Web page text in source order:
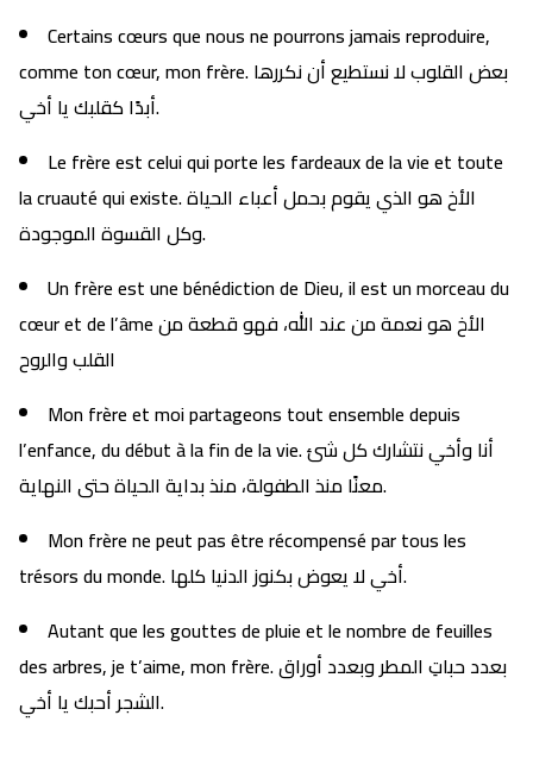
Certains cœurs que nous ne pourrons jamais reproduire,
comme ton cœur, mon frère. بعض القلوب لا نستطيع أن نكررها
أبدًا كقلبك يا أخي.
Le frère est celui qui porte les fardeaux de la vie et toute
la cruauté qui existe. الأخ هو الذي يقوم بحمل أعباء الحياة
وكل القسوة الموجودة.
Un frère est une bénédiction de Dieu, il est un morceau du
cœur et de l’âme الأخ هو نعمة من عند الله، فهو قطعة من
القلب والروح
Mon frère et moi partageons tout ensemble depuis
l’enfance, du début à la fin de la vie. أنا وأخي نتشارك كل شئ
معنًا منذ الطفولة، منذ بداية الحياة حتى النهاية.
Mon frère ne peut pas être récompensé par tous les
trésors du monde. أخي لا يعوض بكنوز الدنيا كلها.
Autant que les gouttes de pluie et le nombre de feuilles
des arbres, je t’aime, mon frère. بعدد حباتِ المطر وبعدد أوراق
الشجر أحبك يا أخي.